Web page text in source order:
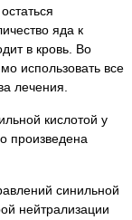
яда к
в кровь. Во
использовать все
лечения.
кислотой у
произведена
синильной
нейтрализации